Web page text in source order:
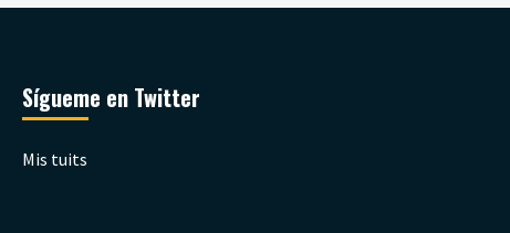
Sígueme en Twitter
Mis tuits